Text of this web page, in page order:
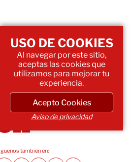
también en:
USO DE COOKIES
Al navegar por este sitio,
aceptas las cookies que
utilizamos para mejorar tu
experiencia.
Acepto Cookies
Aviso de privacidad